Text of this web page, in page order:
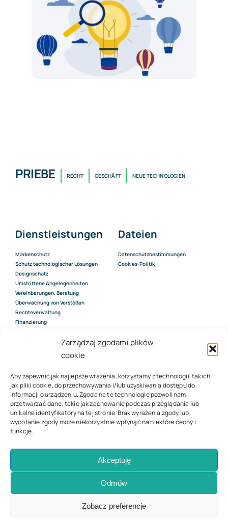
Zarządzaj zgodami plików
cookie
Aby zapewnić jak najlepsze wrażenia, korzystamy z technologii, takich
jak pliki cookie, do przechowywania i/lub uzyskiwania dostępu do
informacji o urządzeniu. Zgoda na te technologie pozwoli nam
przetwarzać dane, takie jak zachowanie podczas przeglądania lub
unikalne identyfikatory na tej stronie. Brak wyrażenia zgody lub
wycofanie zgody może niekorzystnie wpłynąć na niektóre cechy i
funkcje.
Akceptuję
Odmów
Zobacz preferencje
PRIEBE RECHT GESCHÄFT NEUE TECHNOLOGIEN
Dienstleistungen
Markenschutz
Schutz technologischer Lösungen
Designschutz
Umstrittene Angelegenheiten
Vereinbarungen. Beratung
Überwachung von Verstößen
Rechteverwaltung
Finanzierung
Dateien
Datenschutzbestimmungen
Cookies-Politik
Kontakt
Über die Firma
Kontakt Formular
© 2023 - 2026 | Alle Rechte vorbehalten